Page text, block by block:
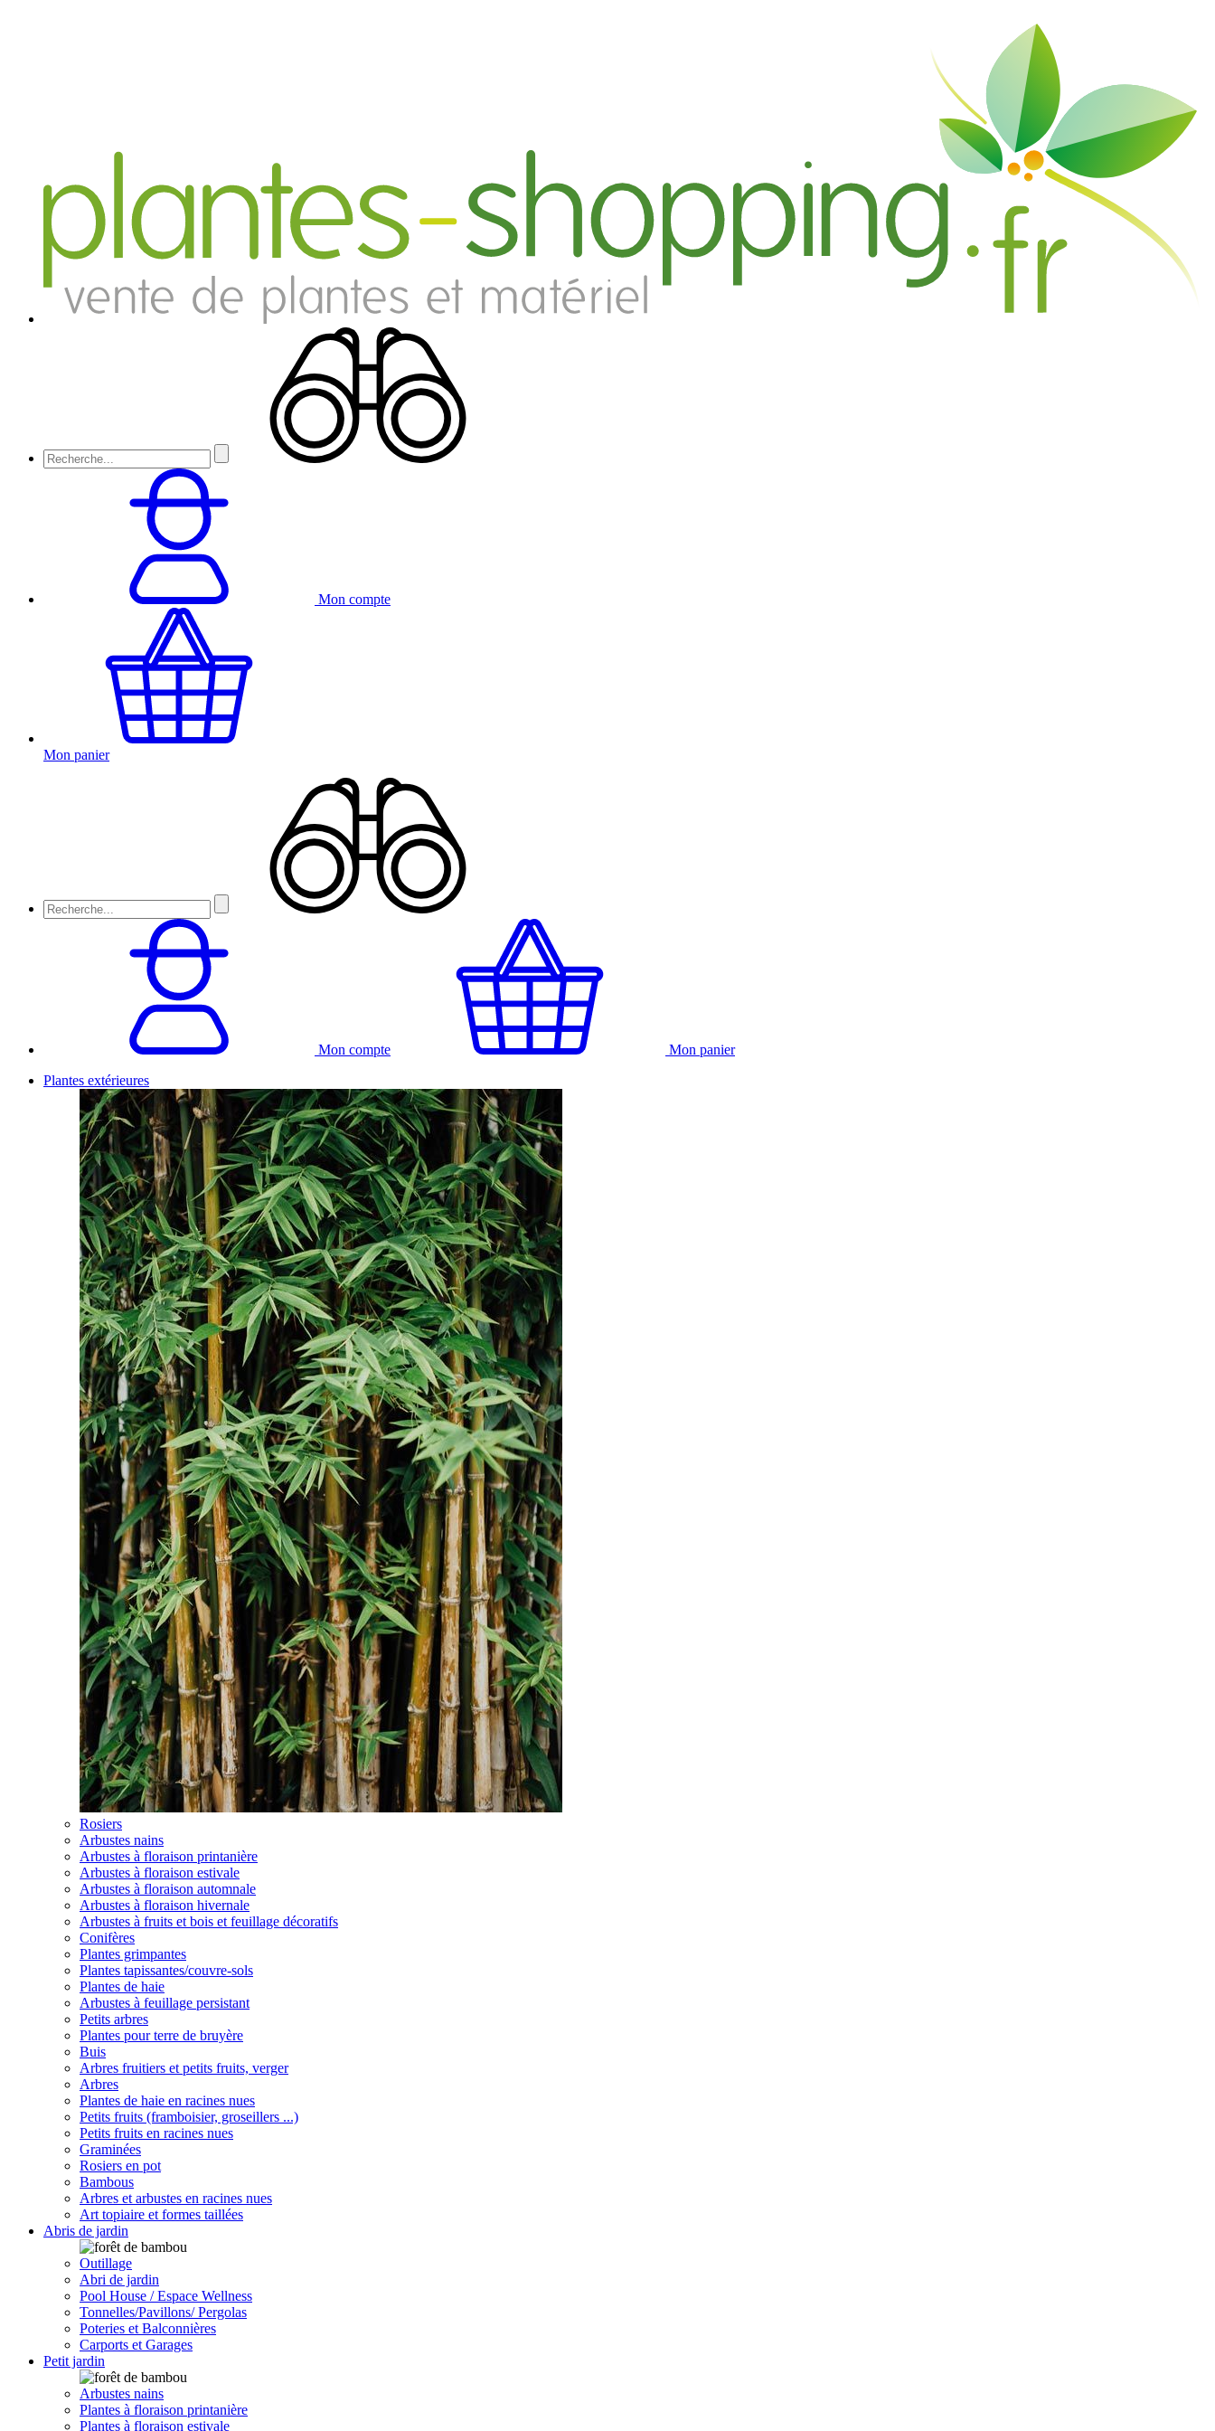
Mon compte
Mon panier
Mon compte
Mon panier
Plantes extérieures
Rosiers
Arbustes nains
Arbustes à floraison printanière
Arbustes à floraison estivale
Arbustes à floraison automnale
Arbustes à floraison hivernale
Arbustes à fruits et bois et feuillage décoratifs
Conifères
Plantes grimpantes
Plantes tapissantes/couvre-sols
Plantes de haie
Arbustes à feuillage persistant
Petits arbres
Plantes pour terre de bruyère
Buis
Arbres fruitiers et petits fruits, verger
Arbres
Plantes de haie en racines nues
Petits fruits (framboisier, groseillers ...)
Petits fruits en racines nues
Graminées
Rosiers en pot
Bambous
Arbres et arbustes en racines nues
Art topiaire et formes taillées
Abris de jardin
Outillage
Abri de jardin
Pool House / Espace Wellness
Tonnelles/Pavillons/ Pergolas
Poteries et Balconnières
Carports et Garages
Petit jardin
Arbustes nains
Plantes à floraison printanière
Plantes à floraison estivale